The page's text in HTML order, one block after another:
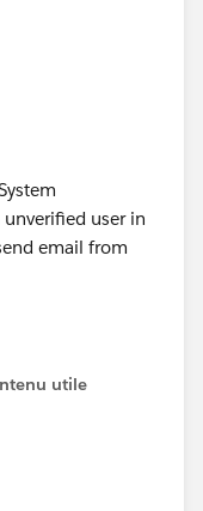
user in
email from
see
utile